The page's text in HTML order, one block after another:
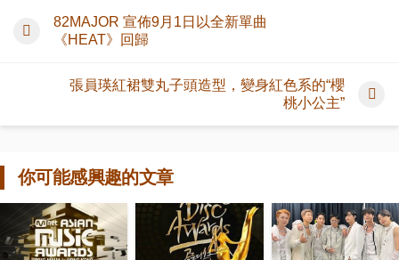
82MAJOR 宣佈9月1日以全新單曲
《HEAT》回歸
張員瑛紅裙雙丸子頭造型，變身紅色系的“櫻
桃小公主”
你可能感興趣的文章